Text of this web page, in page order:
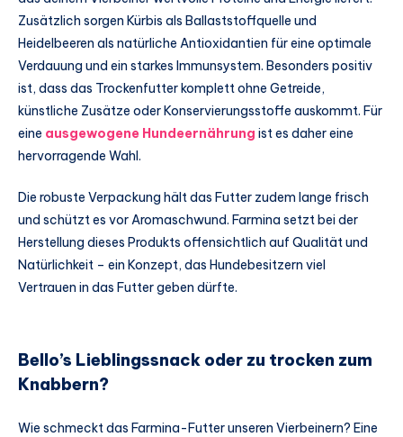
Zusätzlich sorgen Kürbis als Ballaststoffquelle und
Heidelbeeren als natürliche Antioxidantien für eine optimale
Verdauung und ein starkes Immunsystem. Besonders positiv
ist, dass das Trockenfutter komplett ohne Getreide,
künstliche Zusätze oder Konservierungsstoffe auskommt. Für
eine ausgewogene Hundeernährung ist es daher eine
hervorragende Wahl.
Die robuste Verpackung hält das Futter zudem lange frisch
und schützt es vor Aromaschwund. Farmina setzt bei der
Herstellung dieses Produkts offensichtlich auf Qualität und
Natürlichkeit – ein Konzept, das Hundebesitzern viel
Vertrauen in das Futter geben dürfte.
Bello’s Lieblingssnack oder zu trocken zum
Knabbern?
Wie schmeckt das Farmina-Futter unseren Vierbeinern? Eine